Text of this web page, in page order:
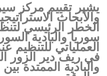
يشير تقييم مركز
والأبحاث
الخطر الرئيسي
سوريا والبادية
العملياتي للتنظيم
في ريف دير الزور
والبادية الممتدة